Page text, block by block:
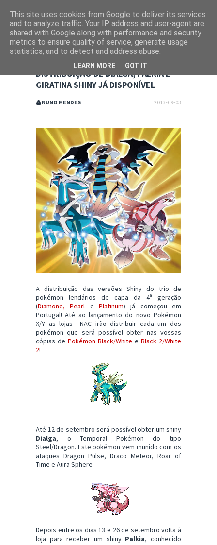
DISTRIBUIÇÃO DE DIALGA, PALKIA E
GIRATINA SHINY JÁ DISPONÍVEL
2013-09-03
NUNO MENDES
A distribuição das versões Shiny do trio de
pokémon lendários de capa da 4ª geração
(Diamond, Pearl ePlatinum) já começou em
Portugal! Até ao lançamento do novo Pokémon
X/Y as lojas FNAC irão distribuir cada um dos
pokémon que será possível obter nas vossas
cópias de Pokémon Black/White e Black 2/White
2!
Até 12 de setembro será possível obter um shiny
Dialga, o Temporal Pokémon do tipo
Steel/Dragon. Este pokémon vem munido com os
ataques Dragon Pulse, Draco Meteor, Roar of
Time e Aura Sphere.
Depois entre os dias 13 e 26 de setembro volta à
loja para receber um shiny Palkia, conhecido
This site uses cookies from Google to deliver its services
and to analyze traffic. Your IP address and user-agent are
shared with Google along with performance and security
metrics to ensure quality of service, generate usage
statistics, and to detect and address abuse.
LEARN MORE GOT IT